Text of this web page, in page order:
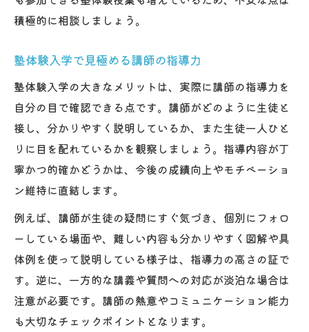
塾体験持ち物リストと忘れ物防止対策
塾体験当日の服装やマナーを意識しよう
入学前にチェックしたい塾体験のポイント
塾体験で見抜く入ってはいけない塾の特徴
塾体験でチェックしたい講師の対応力
塾体験時の質問で知る塾の本質
塾体験で親が注目するポイント一覧
積極的に相談しましょう。
塾体験入学で見極める講師の指導力
塾体験入学の大きなメリットは、実際に講師の指導力を
自分の目で確認できる点です。講師がどのように生徒と
接し、分かりやすく説明しているか、また生徒一人ひと
りに目を配れているかを観察しましょう。指導内容が丁
寧かつ的確かどうかは、今後の成績向上やモチベーショ
ン維持に直結します。
例えば、講師が生徒の疑問にすぐ気づき、個別にフォロ
ーしている場面や、難しい内容も分かりやすく図解や具
体例を使って説明している様子は、指導力の高さの証で
す。逆に、一方的な講義や質問への対応が淡泊な場合は
注意が必要です。講師の熱意やコミュニケーション能力
も大切なチェックポイントとなります。